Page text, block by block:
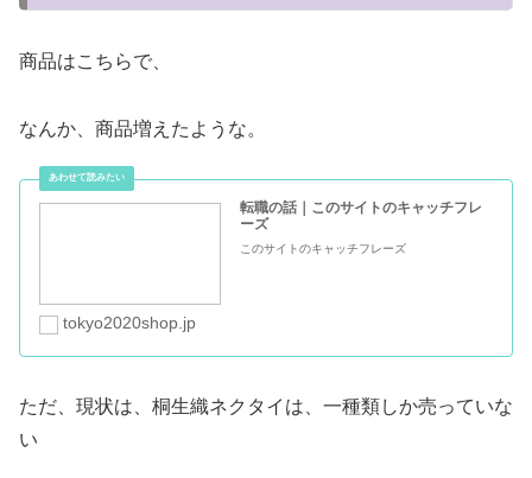
商品はこちらで、
なんか、商品増えたような。
転職の話｜このサイトのキャッチフレ
ーズ
このサイトのキャッチフレーズ
tokyo2020shop.jp
ただ、現状は、桐生織ネクタイは、一種類しか売っていな
い